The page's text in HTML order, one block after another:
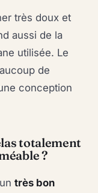
très doux et
aussi de la
utilisée. Le
de
conception
totalement
?
très bon